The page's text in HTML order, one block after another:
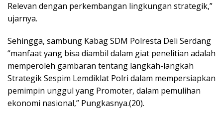
Relevan dengan perkembangan lingkungan strategik,”
ujarnya.
Sehingga, sambung Kabag SDM Polresta Deli Serdang
“manfaat yang bisa diambil dalam giat penelitian adalah
memperoleh gambaran tentang langkah-langkah
Strategik Sespim Lemdiklat Polri dalam mempersiapkan
pemimpin unggul yang Promoter, dalam pemulihan
ekonomi nasional,” Pungkasnya.(20).